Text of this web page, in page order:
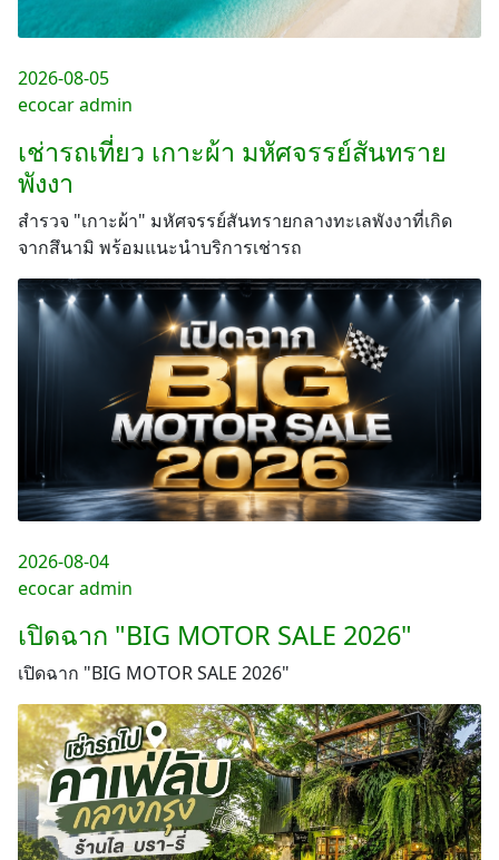
2026-08-05
ecocar admin
เช่ารถเที่ยว เกาะผ้า มหัศจรรย์สันทราย
พังงา
สำรวจ "เกาะผ้า" มหัศจรรย์สันทรายกลางทะเลพังงาที่เกิด
จากสึนามิ พร้อมแนะนำบริการเช่ารถ
2026-08-04
ecocar admin
เปิดฉาก "BIG MOTOR SALE 2026"
เปิดฉาก "BIG MOTOR SALE 2026"